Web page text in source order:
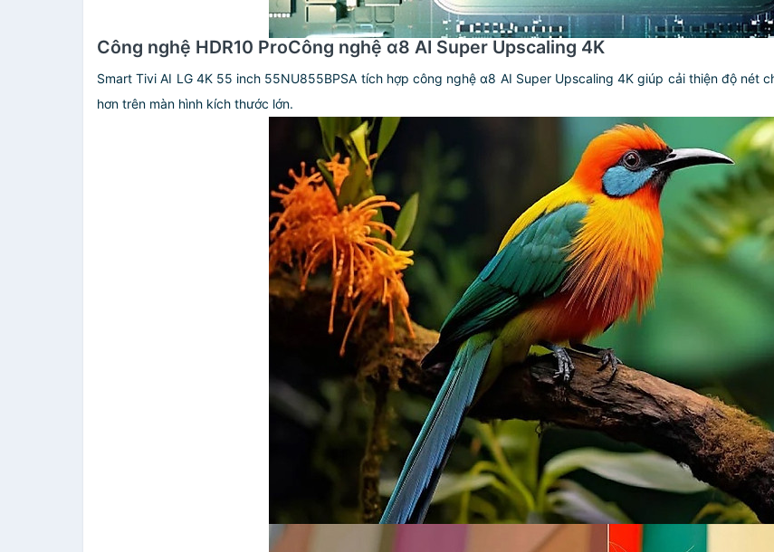
Công nghệ HDR10 ProCông nghệ α8 AI Super Upscaling 4K
Smart Tivi AI LG 4K 55 inch 55NU855BPSA tích hợp công nghệ α8 AI Super Upscaling 4K giúp cải thiện độ nét
hơn trên màn hình kích thước lớn.